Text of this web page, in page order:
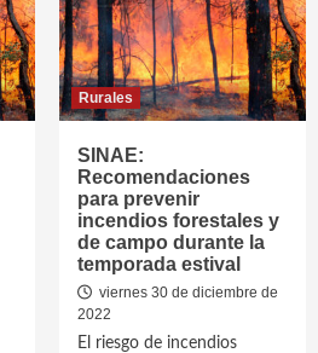
Rurales
SINAE:
Recomendaciones
para prevenir
incendios forestales y
de campo durante la
temporada estival
viernes 30 de diciembre de
2022
El riesgo de incendios